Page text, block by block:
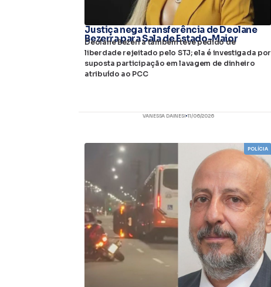
Justiça nega transferência de Deolane
Bezerra para Sala de Estado-Maior
Deolane Bezerra também teve pedido de
liberdade rejeitado pelo STJ; ela é investigada por
suposta participação em lavagem de dinheiro
atribuído ao PCC
VANESSA DAINESI 11/06/2026
POLÍCIA